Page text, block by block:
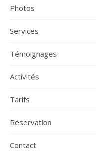
Photos
Services
Témoignages
Activités
Tarifs
Réservation
Contact